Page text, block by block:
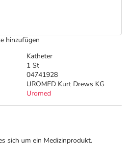
Katheter
1 St
04741928
UROMED Kurt Drews KG
Uromed
hinzufügen
sich um ein Medizinprodukt.